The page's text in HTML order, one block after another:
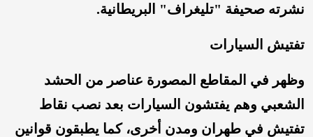
نشرته صحيفة "تليغراف" البريطانية.
تفتيش السيارات
وظهر في المقاطع المصورة عناصر من الحشد
الشعبي وهم يفتشون السيارات بعد نصب نقاط
تفتيش في طهران ومدن أخرى، كما يطبقون قوانين